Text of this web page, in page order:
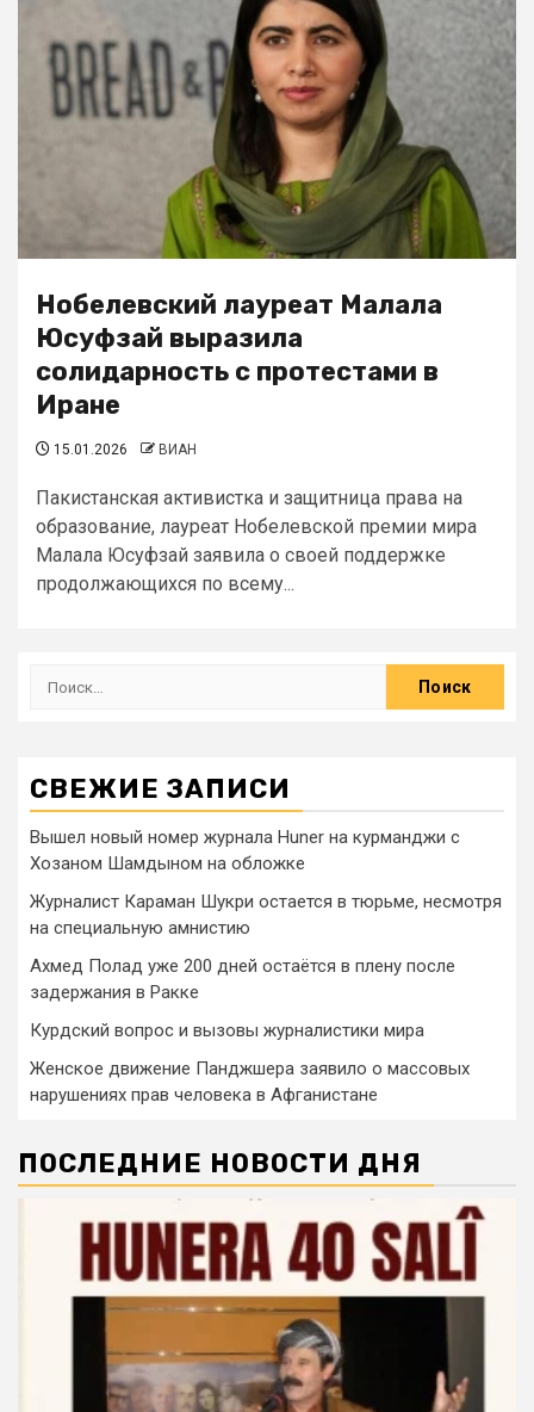
Нобелевский лауреат Малала
Юсуфзай выразила
солидарность с протестами в
Иране
15.01.2026 ВИАН
Пакистанская активистка и защитница права на
образование, лауреат Нобелевской премии мира
Малала Юсуфзай заявила о своей поддержке
продолжающихся по всему...
СВЕЖИЕ ЗАПИСИ
Вышел новый номер журнала Huner на курманджи с
Хозаном Шамдыном на обложке
Журналист Караман Шукри остается в тюрьме, несмотря
на специальную амнистию
Ахмед Полад уже 200 дней остаётся в плену после
задержания в Ракке
Курдский вопрос и вызовы журналистики мира
Женское движение Панджшера заявило о массовых
нарушениях прав человека в Афганистане
ПОСЛЕДНИЕ НОВОСТИ ДНЯ